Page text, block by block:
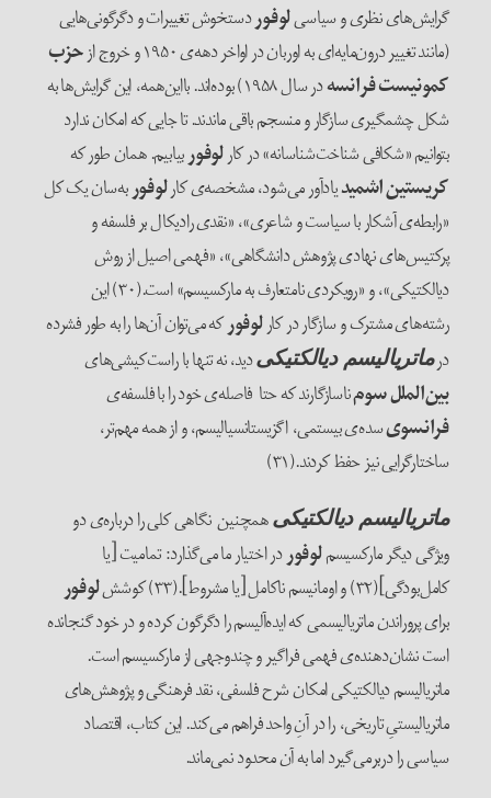
گرایش‌‌های نظری و سیاسیلوفوردستخوش تغییرات و دگرگونی‌‌هایی
(مانند تغییر درون‌‌مایه‌‌ای به اوربان در اواخر دهه‌‌ی ۱۹۵۰ و خروج از
حزب
کمونیست فرانسه
در سال ۱۹۵۸) بوده‌‌اند. بااین‌‌همه، این گرایش‌‌ها به
شکل چشمگیری سازگار و منسجم باقی ماندند. تا جایی که امکان ندارد
بتوانیم «شکافی شناخت‌‌شناسانه» در کارلوفوربیابیم. همان طور که
کریستین اشمیدیادآور می‌‌شود، مشخصه‌‌ی کارلوفوربه‌‌سان یک کل
«رابطه‌‌ی آشکار با سیاست و شاعری»، «نقدی رادیکال بر فلسفه و
پرکتیس‌‌های نهادی پژوهش دانشگاهی»، «فهمی اصیل از روش
دیالکتیکی»، و «رویکردی نامتعارف به مارکسیسم» است.(۳۰) این
رشته‌‌های مشترک و سازگار در کارلوفورکه می‌‌توان آن‌‌ها را به طور فشرده
درماتریالیسم دیالکتیکیدید، نه تنها با راست‌‌کیشی‌‌های
بین‌‌الملل سومناسازگارند که حتا فاصله‌‌ی خود را با فلسفه‌‌ی
فرانسویسده‌‌ی بیستمی، اگزیستانسیالیسم، و از همه مهم‌‌تر،
ساختارگرایی نیز حفظ کردند.(۳۱)
ماتریالیسم دیالکتیکیهمچنین نگاهی کلی را درباره‌ی دو
ویژگی دیگر مارکسیسملوفوردر اختیار ما می‌‌گذارد: تمامیت [یا
کامل‌‌بودگی](۳۲) و اومانیسم ناکامل [یا مشروط].(۳۳) کوشش
لوفور
برای پروراندن ماتریالیسمی که ایده‌‌آلیسم را دگرگون کرده و در خود گنجانده
است نشان‌‌دهنده‌‌ی فهمی فراگیر و چندوجهی از مارکسیسم است.
ماتریالیسم دیالکتیکی امکان شرح فلسفی، نقد فرهنگی و پژوهش‌‌های
ماتریالیستیِ تاریخی، را در آنِ واحد فراهم می‌‌کند. این کتاب، اقتصاد
سیاسی را دربرمی‌‌گیرد اما به آن محدود نمی‌‌ماند.